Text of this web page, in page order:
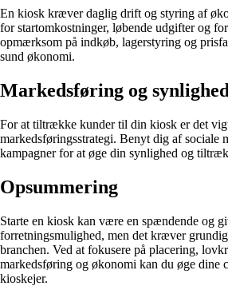
En kiosk kræver daglig drift og styring af
for startomkostninger, løbende udgifter og
opmærksom på indkøb, lagerstyring og
sund økonomi.
Markedsføring og synlighed
For at tiltrække kunder til din kiosk er det
markedsføringsstrategi. Benyt dig af sociale
kampagner for at øge din synlighed og
Opsummering
Starte en kiosk kan være en spændende og
forretningsmulighed, men det kræver
branchen. Ved at fokusere på placering,
markedsføring og økonomi kan du øge dine
kioskejer.